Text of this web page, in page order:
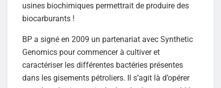
usines biochimiques permettrait de produire des
biocarburants !
BP a signé en 2009 un partenariat avec Synthetic
Genomics pour commencer à cultiver et
caractériser les différentes bactéries présentes
dans les gisements pétroliers. Il s’agit là d’opérer